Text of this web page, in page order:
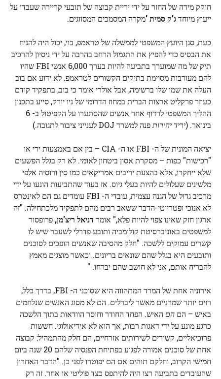
חוקק מידה של החזר על ידי יריית קבוצה של תובעי קריירה שעבדו על
ייעוץ מיוחדג'ק סמית 'מקרה המסמכים המסווגים.
כעת, סגן היועץ המשפטי לממשלה של טראמפ, בוי, יכול היה להניח
את הבסיס כדי להפיץ את התגמול הרחב בהרבה על ידי ניסיון להרכיב
תיק של מה שמוערך בתביעה להיות בערך 6,000 אנשי FBI שהיו
להם מעורבות מסוימת בתיקים הקשורים לטראמפ. לא ידוע אם בוב
העלה את שמו שלו ברשימה, אבל אולרי אומר כי בוב, בתפקיד קודם
כעוזר פרקליט ארצות הברית במחוז הדרומי של ניו יורק, סייע בתכנון
ההליך המשפטי לרדוף אחר אנשים שהסתערו על הקפיטול ב- 6
בינואר. (יריד יהירותפנה למשרד DOJ לענייני ציבור לתגובה.)
יציאה המונית של ה- FBI או ה- CIA – בין אם באמצעות ירי או
"רכישות" כפות – מסקרת אסון ביטחון לאומי. לא רק בגלל הפשעים
שלא ייחקרו, אלא בהצעת יריבים אמריקאים כמו סין ורוסיה אלפי
מלשינים שעלולים להיות בעלי גיוס. אז בעוד שהתביעות הונעו על ידי
מרכיב גדול של הגנה עצמית, עובדי ה- FBI עומדים גם הם לאינטרס
לא אנוכי ופטריוטי-הדבר ששאב רבים מהם לתפקיד מלכתחילה. "זה
ארגון חזק שאינו צפוי להיות פלא," אומר דניאל ריצ'מן, פרופסור
למשפטים באוניברסיטת קולומביה ותובע פדרלי לשעבר שיש לו
קשרים עמוקים ללשכה. "חלק מהסיבה שאנשים הופכים לסוכנים
ותובעים היא בגלל שהם שונאים בריונים. וכאשר מוצגים מאמץ
להבריח אותם, אני לא חושב שהם יברחו. "
אירוניה אחת של המרד המתהווה היא שסוכני ה- FBI, בדרך כלל,
רזים יותר שמרניים מאשר ליברלים. הם לא מסוג האנשים שנלחמים
באיש – הם הם האיש. הפחד החודר וחוסר הוודאות בתוך הלשכה
כרגע מונע על ידי דאגות רבות, אך הוא לא אידיאולוגי. חששות
פרוכיאליים, קשורים לשירותים אזרחיים, הם חלק מהתמהיל: קבוצה
אחת של סוכנים אמורה לפגוע בפתיחת הפנסיה שלהם 20 שנה ביום
חמישי הקרוב, וחלקם תוהים אם הם יפוטרו לפני כן. "הדבר האחרון
שהעובדים בתביעה רצו היה להיתפס כצד פוליטי או אחר. זה רק